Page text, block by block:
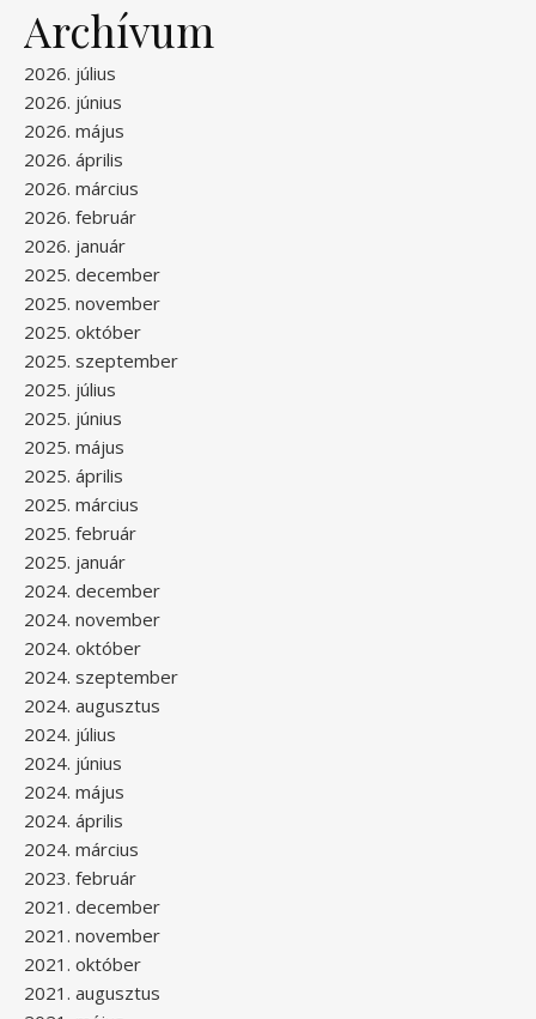
Archívum
2026. július
2026. június
2026. május
2026. április
2026. március
2026. február
2026. január
2025. december
2025. november
2025. október
2025. szeptember
2025. július
2025. június
2025. május
2025. április
2025. március
2025. február
2025. január
2024. december
2024. november
2024. október
2024. szeptember
2024. augusztus
2024. július
2024. június
2024. május
2024. április
2024. március
2023. február
2021. december
2021. november
2021. október
2021. augusztus